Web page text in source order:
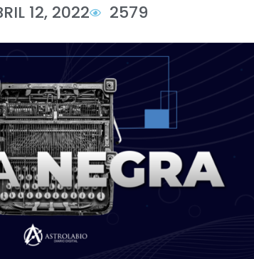
12, 2022 2579